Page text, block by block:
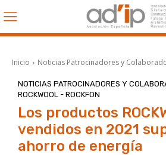
Inicio Noticias Patrocinadores y
NOTICIAS PATROCINADORES Y
ROCKWOOL - ROCKFON
Los productos
vendidos en 2021
ahorro de energía